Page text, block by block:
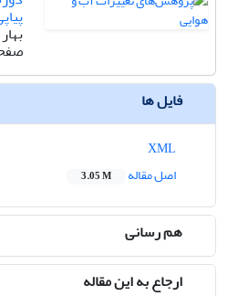
بهار 1404
فایل ها
اصل مقاله
3.05 M
هم رسانی
ارجاع به این مقاله